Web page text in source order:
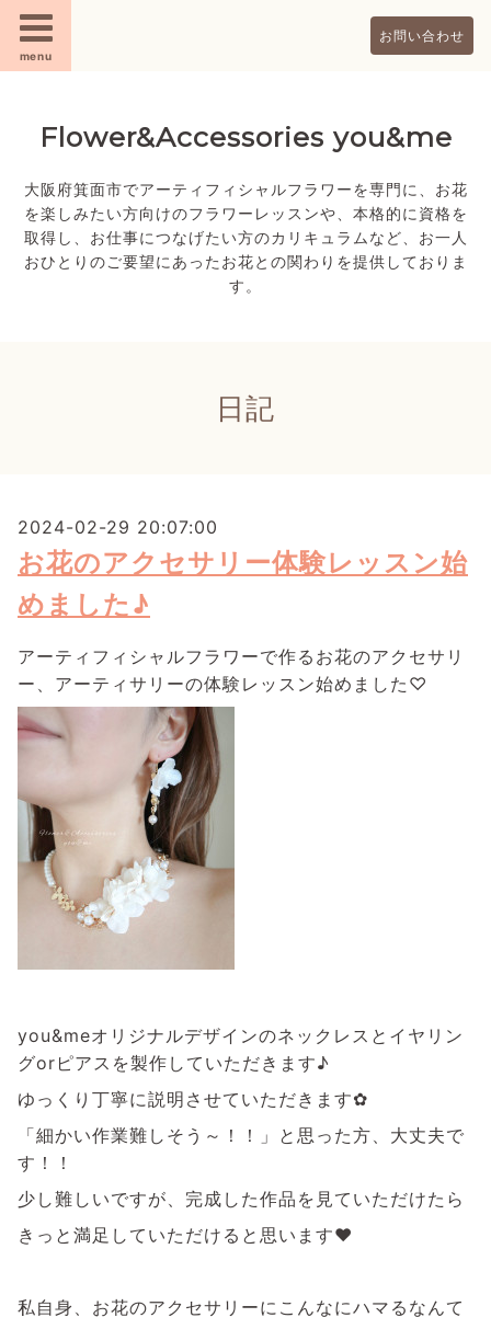
menu
お問い合わせ
Flower&Accessories you&me
大阪府箕面市でアーティフィシャルフラワーを専門に、お花
を楽しみたい方向けのフラワーレッスンや、本格的に資格を
取得し、お仕事につなげたい方のカリキュラムなど、お一人
おひとりのご要望にあったお花との関わりを提供しておりま
す。
日記
2024-02-29 20:07:00
お花のアクセサリー体験レッスン始
めました♪
アーティフィシャルフラワーで作るお花のアクセサリ
ー、アーティサリーの体験レッスン始めました♡
you&meオリジナルデザインのネックレスとイヤリン
グorピアスを製作していただきます♪
ゆっくり丁寧に説明させていただきます✿
「細かい作業難しそう～！！」と思った方、大丈夫で
す！！
少し難しいですが、完成した作品を見ていただけたら
きっと満足していただけると思います♥
私自身、お花のアクセサリーにこんなにハマるなんて